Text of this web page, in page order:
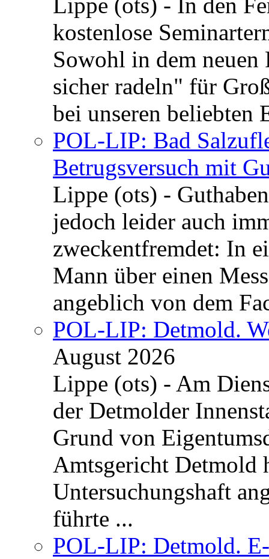
kostenlose
Sowohl in dem neuen
sicher radeln" für
bei unseren beliebten
POL-LIP: Bad
Betrugsversuch mit
Lippe (ots) -
jedoch leider auch
zweckentfremdet: In
Mann über einen
angeblich von dem
POL-LIP: Detmold.
August 2026
Lippe (ots) - Am
der Detmolder
Grund von
Amtsgericht Detmold
Untersuchungshaft
führte ...
POL-LIP: Detmold.